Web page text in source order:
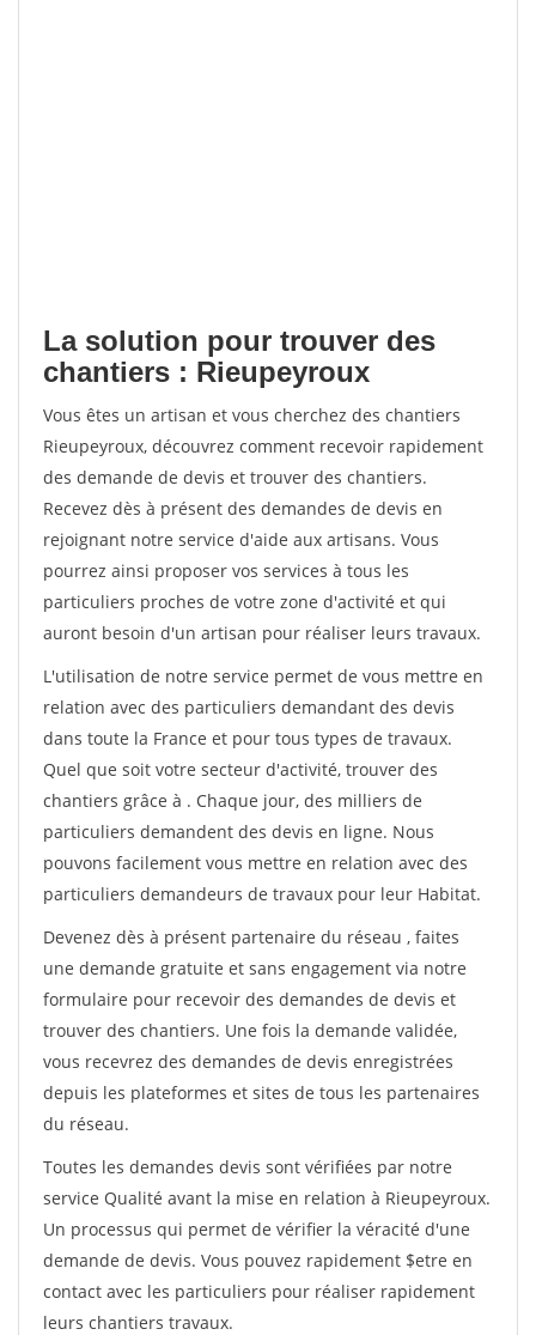
La solution pour trouver des
chantiers : Rieupeyroux
Vous êtes un artisan et vous cherchez des chantiers
Rieupeyroux, découvrez comment recevoir rapidement
des demande de devis et trouver des chantiers.
Recevez dès à présent des demandes de devis en
rejoignant notre service d'aide aux artisans. Vous
pourrez ainsi proposer vos services à tous les
particuliers proches de votre zone d'activité et qui
auront besoin d'un artisan pour réaliser leurs travaux.
L'utilisation de notre service permet de vous mettre en
relation avec des particuliers demandant des devis
dans toute la France et pour tous types de travaux.
Quel que soit votre secteur d'activité, trouver des
chantiers grâce à . Chaque jour, des milliers de
particuliers demandent des devis en ligne. Nous
pouvons facilement vous mettre en relation avec des
particuliers demandeurs de travaux pour leur Habitat.
Devenez dès à présent partenaire du réseau , faites
une demande gratuite et sans engagement via notre
formulaire pour recevoir des demandes de devis et
trouver des chantiers. Une fois la demande validée,
vous recevrez des demandes de devis enregistrées
depuis les plateformes et sites de tous les partenaires
du réseau.
Toutes les demandes devis sont vérifiées par notre
service Qualité avant la mise en relation à Rieupeyroux.
Un processus qui permet de vérifier la véracité d'une
demande de devis. Vous pouvez rapidement $etre en
contact avec les particuliers pour réaliser rapidement
leurs chantiers travaux.